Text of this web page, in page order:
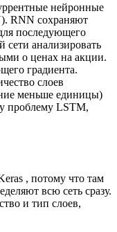
нейронные
RNN сохраняют
последующего
сети анализировать
о ценах на акции.
градиента.
слоев
меньше единицы)
проблему LSTM,
, потому что там
всю сеть сразу.
и тип слоев,